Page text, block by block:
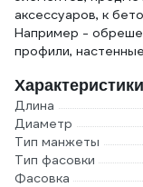
аксессуаров, к
Например -
профили,
Характеристики
Длина
Диаметр
Тип манжеты
Тип фасовки
Фасовка